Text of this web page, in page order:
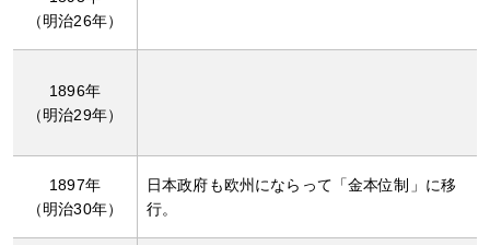
（明治26年）
1896年
（明治29年）
1897年
（明治30年）
日本政府も欧州にならって「金本位制」に移
行。